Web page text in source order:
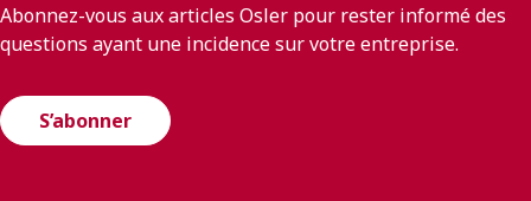
Abonnez-vous aux articles Osler pour rester informé des
questions ayant une incidence sur votre entreprise.
S’abonner